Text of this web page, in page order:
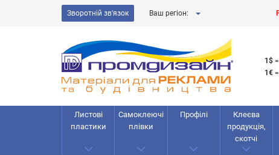
Зворотній зв'язок Ваш регіон:
1$ =
1€ =
Листові
пластики
Самоклеючі
плівки
Профілі
Клеєва
продукція,
скотчі